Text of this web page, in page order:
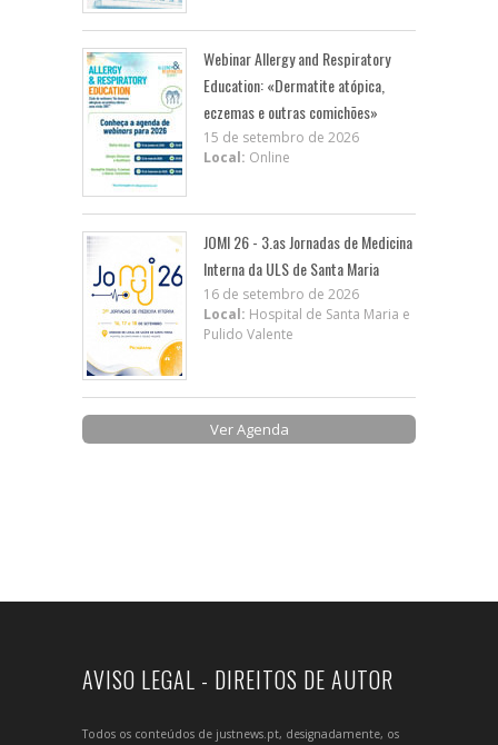
Webinar Allergy and Respiratory
Education: «Dermatite atópica,
eczemas e outras comichões»
15 de setembro de 2026
Local: Online
JOMI 26 - 3.as Jornadas de Medicina
Interna da ULS de Santa Maria
16 de setembro de 2026
Local: Hospital de Santa Maria e
Pulido Valente
Ver Agenda
AVISO LEGAL - DIREITOS DE AUTOR
Todos os conteúdos de justnews.pt, designadamente, os